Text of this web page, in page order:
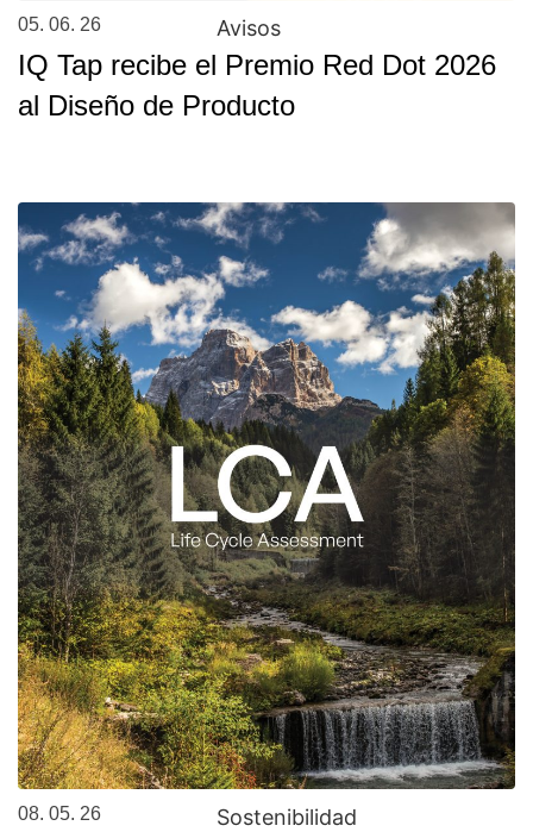
05. 06. 26 Avisos
IQ Tap recibe el Premio Red Dot 2026
al Diseño de Producto
08. 05. 26 Sostenibilidad